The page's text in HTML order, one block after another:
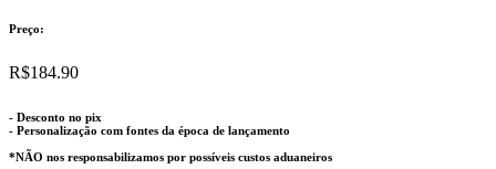
Preço:
R$184.90
- Desconto no pix
- Personalização com fontes da época de lançamento
*NÃO nos responsabilizamos por possíveis custos aduaneiros